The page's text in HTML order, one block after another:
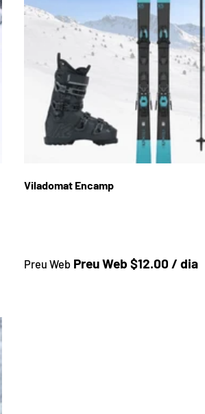
Viladomat Encamp
Preu a la botiga
Preu Web Preu Web $12.00 / dia